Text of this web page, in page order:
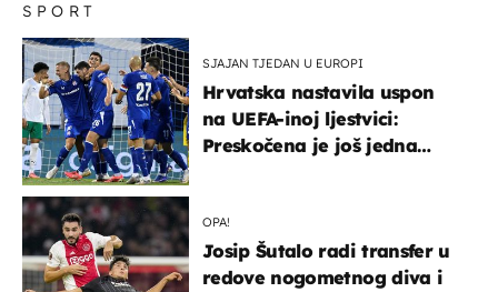
SPORT
SJAJAN TJEDAN U EUROPI
Hrvatska nastavila uspon
na UEFA-inoj ljestvici:
Preskočena je još jedna
OPA!
Josip Šutalo radi transfer u
redove nogometnog diva i